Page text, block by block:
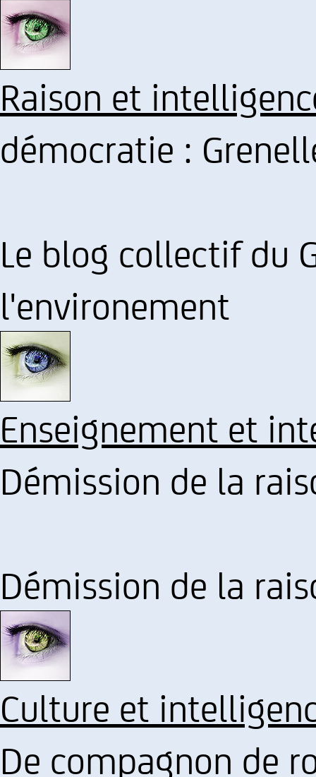
Raison et
démocratie :
Le blog collectif du
l'environement
Enseignement et
Démission de la
Démission de la
Culture et
De compagnon de